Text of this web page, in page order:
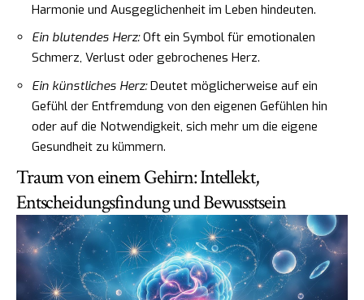
Harmonie und Ausgeglichenheit im Leben hindeuten.
Ein blutendes Herz:Oft ein Symbol für emotionalen
Schmerz, Verlust oder gebrochenes Herz.
Ein künstliches Herz:Deutet möglicherweise auf ein
Gefühl der Entfremdung von den eigenen Gefühlen hin
oder auf die Notwendigkeit, sich mehr um die eigene
Gesundheit zu kümmern.
Traum von einem Gehirn: Intellekt,
Entscheidungsfindung und Bewusstsein